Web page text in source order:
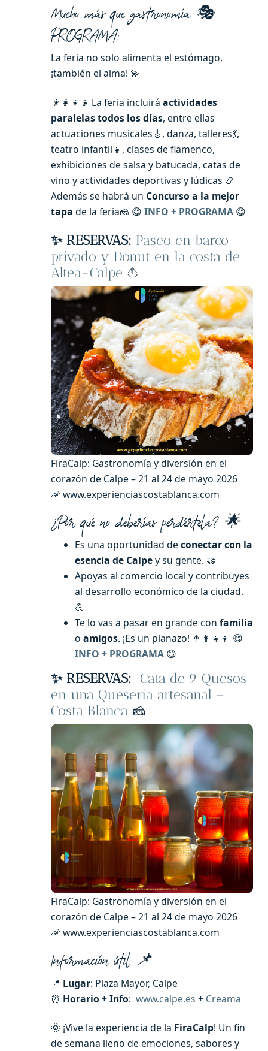
Mucho más que gastronomía 🎭
PROGRAMA:
La feria no solo alimenta el estómago,
¡también el alma! 💫
👨‍👩‍👧‍👦 La feria incluirá actividades
paralelas todos los días, entre ellas
actuaciones musicales🎸, danza, talleres💃,
teatro infantil👧, clases de flamenco,
exhibiciones de salsa y batucada, catas de
vino y actividades deportivas y lúdicas 📿
Además se habrá un Concurso a la mejor
tapa de la feria🧀 😋 INFO + PROGRAMA 😋
✨ RESERVAS: Paseo en barco
privado y Donut en la costa de
Altea-Calpe ⛵
FiraCalp: Gastronomía y diversión en el
corazón de Calpe – 21 al 24 de mayo 2026
🦐 www.experienciascostablanca.com
¿Por qué no deberías perdértela? 🌟
Es una oportunidad de conectar con la
esencia de Calpey su gente. 🤝
Apoyas al comercio local y contribuyes
al desarrollo económico de la ciudad.
💪
Te lo vas a pasar en grande con familia
o amigos. ¡Es un planazo! 👨‍👩‍👧‍👦 😋
INFO + PROGRAMA 😋
✨ RESERVAS: Cata de 9 Quesos
en una Quesería artesanal –
Costa Blanca 🧀
FiraCalp: Gastronomía y diversión en el
corazón de Calpe – 21 al 24 de mayo 2026
🦐 www.experienciascostablanca.com
Información útil 📌
📍 Lugar: Plaza Mayor, Calpe
⏰ Horario + Info: www.calpe.es + Creama
🌞 ¡Vive la experiencia de la FiraCalp! Un fin
de semana lleno de emociones, sabores y